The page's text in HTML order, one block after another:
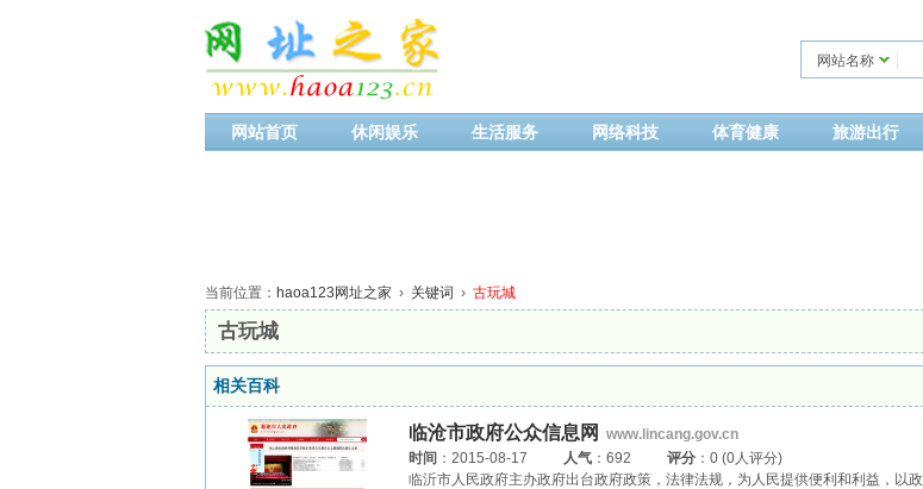
网站名称
网站首页 休闲娱乐 生活服务 网络科技 体育健康 旅游出行
当前位置： haoa123网址之家 › 关键词 › 古玩城
古玩城
相关百科
临沧市政府公众信息网
www.lincang.gov.cn
时间 ：2015-08-17 人气 ：692 评分 ：0 (0人评分)
临沂市人民政府主办政府出台政府政策，法律法规，为人民提供便利和利益，以